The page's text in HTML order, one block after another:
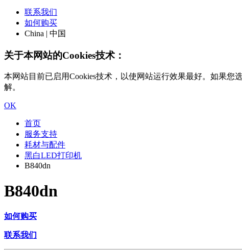
联系我们
如何购买
China | 中国
关于本网站的Cookies技术：
本网站目前已启用Cookies技术，以使网站运行效果最好。如果您
解。
OK
首页
服务支持
耗材与配件
黑白LED打印机
B840dn
B840dn
如何购买
联系我们